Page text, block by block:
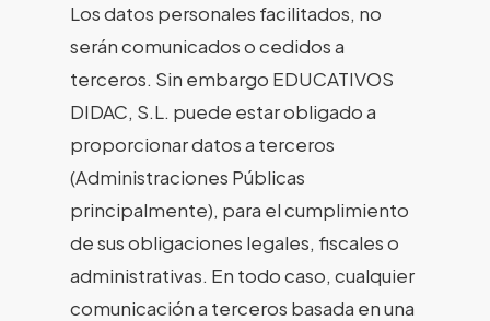
Los datos personales facilitados, no
serán comunicados o cedidos a
terceros. Sin embargo EDUCATIVOS
DIDAC, S.L. puede estar obligado a
proporcionar datos a terceros
(Administraciones Públicas
principalmente), para el cumplimiento
de sus obligaciones legales, fiscales o
administrativas. En todo caso, cualquier
comunicación a terceros basada en una